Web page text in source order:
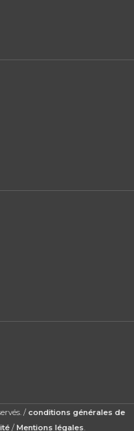
/ conditions générales de
/ Mentions légales